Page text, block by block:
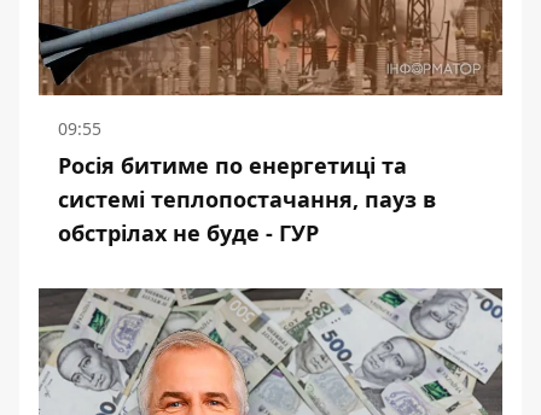
09:55
Росія битиме по енергетиці та
системі теплопостачання, пауз в
обстрілах не буде - ГУР